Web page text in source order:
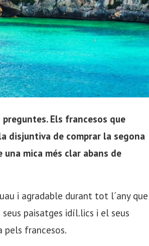
Els francesos que
disjuntiva de comprar la segona
una mica més clar abans de
i agradable durant tot l´any que
paisatges idíl.lics i el seus
pels francesos.